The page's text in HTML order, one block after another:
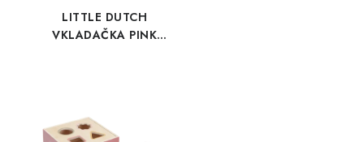
LITTLE DUTCH
VKLADAČKA PINK